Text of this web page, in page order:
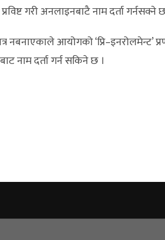
गरी अनलाइनबाटै नाम दर्ता गर्नसक्ने
नबनाएकाले आयोगको
नाम दर्ता गर्न सकिने छ ।